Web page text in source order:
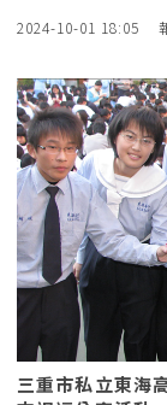
2024-10-01 18:05
三重市私立東海